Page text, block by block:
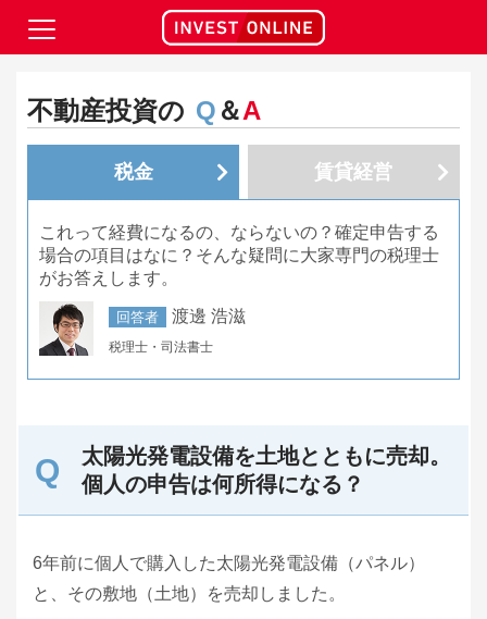
不動産投資の Q ＆A
税金 賃貸経営
これって経費になるの、ならないの？確定申告する
場合の項目はなに？そんな疑問に大家専門の税理士
がお答えします。
回答者 渡邊 浩滋
税理士・司法書士
太陽光発電設備を土地とともに売却。
個人の申告は何所得になる？
6年前に個人で購入した太陽光発電設備（パネル）
と、その敷地（土地）を売却しました。